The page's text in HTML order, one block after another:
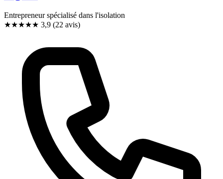
Entrepreneur spécialisé dans l'isolation
★★★★★ 3,9 (22 avis)